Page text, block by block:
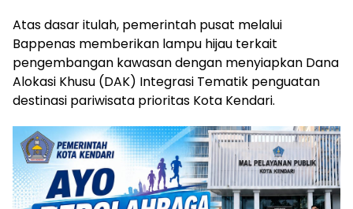
Atas dasar itulah, pemerintah pusat melalui
Bappenas memberikan lampu hijau terkait
pengembangan kawasan dengan menyiapkan Dana
Alokasi Khusu (DAK) Integrasi Tematik penguatan
destinasi pariwisata prioritas Kota Kendari.